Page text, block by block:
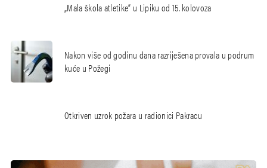
„Mala škola atletike“ u Lipiku od 15. kolovoza
Nakon više od godinu dana razriješena provala u podrum
kuće u Požegi
Otkriven uzrok požara u radionici Pakracu